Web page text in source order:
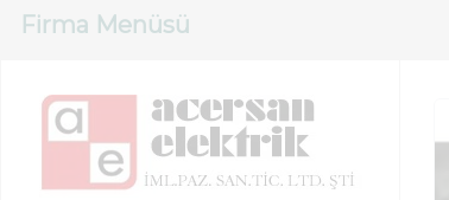
Firma Menüsü